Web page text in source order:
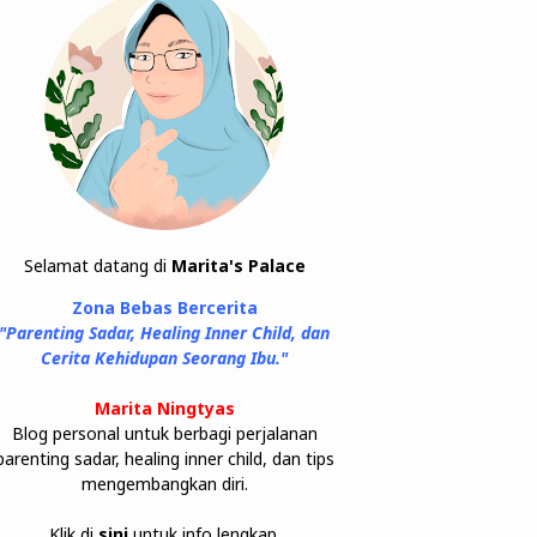
Selamat datang di Marita's Palace
Zona Bebas Bercerita
"Parenting Sadar, Healing Inner Child, dan
Cerita Kehidupan Seorang Ibu."
Marita Ningtyas
Blog personal untuk berbagi perjalanan
sadar, healing inner child, dan tips
mengembangkan diri.